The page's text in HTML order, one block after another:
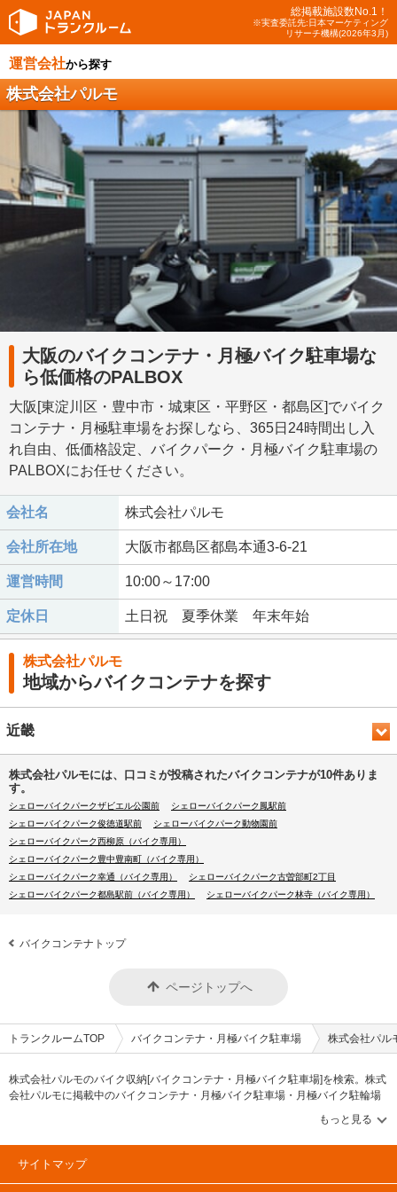
総掲載施設数No.1！
※実査委託先:日本マーケティング
リサーチ機構(2026年3月)
運営会社から探す
株式会社パルモ
大阪のバイクコンテナ・月極バイク駐車場な
ら低価格のPALBOX
大阪[東淀川区・豊中市・城東区・平野区・都島区]でバイク
コンテナ・月極駐車場をお探しなら、365日24時間出し入
れ自由、低価格設定、バイクパーク・月極バイク駐車場の
PALBOXにお任せください。
会社名 株式会社パルモ
会社所在地 大阪市都島区都島本通3-6-21
運営時間 10:00～17:00
定休日 土日祝 夏季休業 年末年始
株式会社パルモ
地域からバイクコンテナを探す
近畿
株式会社パルモには、口コミが投稿されたバイクコンテナが10件ありま
す。
シェローバイクパークザビエル公園前
シェローバイクパーク鳳駅前
シェローバイクパーク俊徳道駅前
シェローバイクパーク動物園前
シェローバイクパーク西柳原（バイク専用）
シェローバイクパーク豊中豊南町（バイク専用）
シェローバイクパーク幸通（バイク専用）
シェローバイクパーク古曽部町2丁目
シェローバイクパーク都島駅前（バイク専用）
シェローバイクパーク林寺（バイク専用）
バイクコンテナトップ
ページトップへ
トランクルームTOP バイクコンテナ・月極バイク駐車場 株式会社パル
株式会社パルモのバイク収納[バイクコンテナ・月極バイク駐車場]を検索。株式
会社パルモに掲載中のバイクコンテナ・月極バイク駐車場・月極バイク駐輪場
などのバイク収納スペースを、借りたい地域から探して、広さ・料金[賃料]・セ
キュリティ・24時間出し入れ可能などの希望条件で絞込み！豊富な情報から
様々な方法でご希望のバイク置き場を簡単に探せるバイク収納情報サイトで
す。株式会社パルモで気になるバイクコンテナを見つけたら、メールか電話で
サイトマップ